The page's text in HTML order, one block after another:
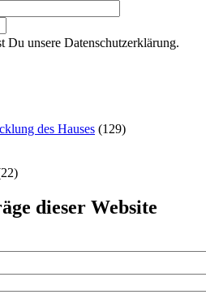
Du unsere Datenschutzerklärung.
des Hauses (129)
dieser Website